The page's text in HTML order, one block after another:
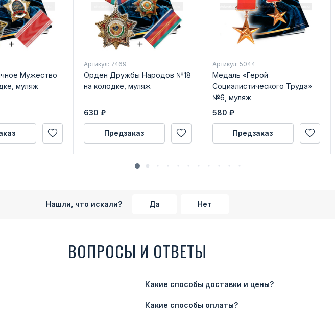
Мужество
муляж
Артикул: 7469
Орден Дружбы Народов №18
на колодке, муляж
630 ₽
Предзаказ
Артикул: 5044
Медаль «Герой
Социалистического Труда»
№6, муляж
580 ₽
Предзаказ
Нашли, что искали? Да Нет
ВОПРОСЫ И ОТВЕТЫ
Какие способы доставки и цены?
Какие способы оплаты?